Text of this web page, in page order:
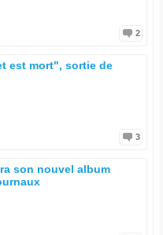
2
est mort", sortie de
3
son nouvel album